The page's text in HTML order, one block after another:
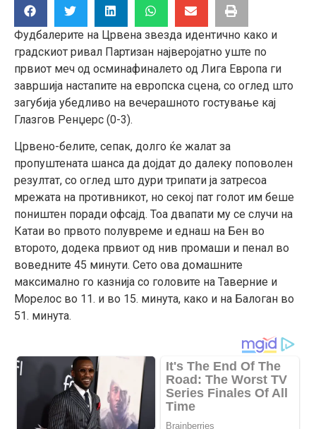
Фудбалерите на Црвена звезда идентично како и
градскиот ривал Партизан најверојатно уште по
првиот меч од осминафиналето од Лига Европа ги
завршија настапите на европска сцена, со оглед што
загубија убедливо на вечерашното гостување кај
Глазгов Ренџерс (0-3).
Црвено-белите, сепак, долго ќе жалат за
пропуштената шанса да дојдат до далеку поповолен
резултат, со оглед што дури трипати ја затресоа
мрежата на противникот, но секој пат голот им беше
поништен поради офсајд. Тоа двапати му се случи на
Катаи во првото полувреме и еднаш на Бен во
второто, додека првиот од нив промаши и пенал во
воведните 45 минути. Сето ова домашните
максимално го казнија со головите на Таверние и
Морелос во 11. и во 15. минута, како и на Балоган во
51. минута.